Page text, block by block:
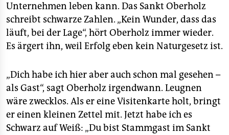
Unternehmen leben kann. Das Sankt Oberholz
schreibt schwarze Zahlen. „Kein Wunder, dass das
läuft, bei der Lage“, hört Oberholz immer wieder.
Es ärgert ihn, weil Erfolg eben kein Naturgesetz ist.
„Dich habe ich hier aber auch schon mal gesehen –
als Gast“, sagt Oberholz irgendwann. Leugnen
wäre zwecklos. Als er eine Visitenkarte holt, bringt
er einen kleinen Zettel mit. Jetzt habe ich es
Schwarz auf Weiß: „Du bist Stammgast im Sankt